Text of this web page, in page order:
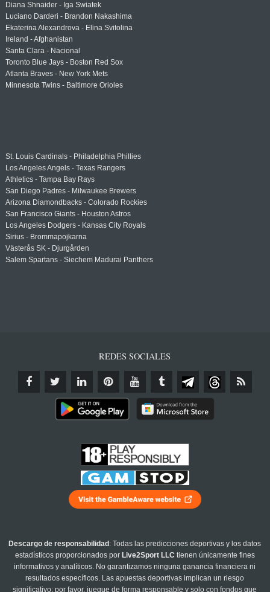
Diana Shnaider - Iga Swiatek
Luciano Darderi - Brandon Nakashima
Ekaterina Alexandrova - Elina Svitolina
Ireland - Afghanistan
Santa Clara - Nacional
Toronto Blue Jays - Boston Red Sox
Atlanta Braves - New York Mets
Minnesota Twins - Baltimore Orioles
St. Louis Cardinals - Philadelphia Phillies
Los Angeles Angels - Texas Rangers
Athletics - Tampa Bay Rays
San Diego Padres - Milwaukee Brewers
Arizona Diamondbacks - Colorado Rockies
San Francisco Giants - Houston Astros
Los Angeles Dodgers - Kansas City Royals
Sirius - Brommapojkarna
Västerås SK - Djurgården
Salem Spartans - Siechem Madurai Panthers
REDES SOCIALES
Descargo de responsabilidad : Todas las predicciones deportivas y los datos
estadísticos proporcionados por Live2Sport LLC tienen únicamente fines
informativos y analíticos. No garantizamos ninguna ganancia financiera ni
resultados específicos. Las apuestas deportivas implican un riesgo
significativo; por favor, juegue de forma responsable y solo con fondos que